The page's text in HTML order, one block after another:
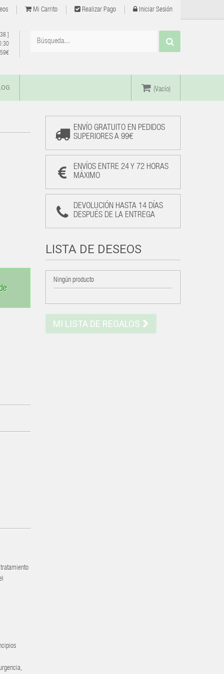
Mi Carrito Realizar Pago Iniciar Sesión
(Vacío)
59€
ENVÍO GRATUITO EN PEDIDOS
SUPERIORES A 99€
ENVÍOS ENTRE 24 Y 72 HORAS
MÁXIMO
DEVOLUCIÓN HASTA 14 DÍAS
DESPUÉS DE LA ENTREGA
LISTA DE DESEOS
Ningún producto
MI LISTA DE REGALOS